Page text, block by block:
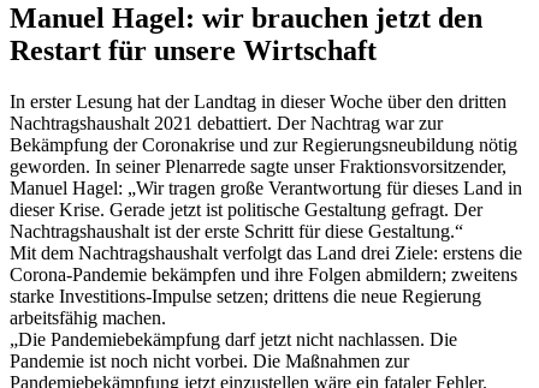
Manuel Hagel: wir brauchen jetzt den
Restart für unsere Wirtschaft
In erster Lesung hat der Landtag in dieser Woche über den dritten
Nachtragshaushalt 2021 debattiert. Der Nachtrag war zur
Bekämpfung der Coronakrise und zur Regierungsneubildung nötig
geworden. In seiner Plenarrede sagte unser Fraktionsvorsitzender,
Manuel Hagel: „Wir tragen große Verantwortung für dieses Land in
dieser Krise. Gerade jetzt ist politische Gestaltung gefragt. Der
Nachtragshaushalt ist der erste Schritt für diese Gestaltung.“
Mit dem Nachtragshaushalt verfolgt das Land drei Ziele: erstens die
Corona-Pandemie bekämpfen und ihre Folgen abmildern; zweitens
starke Investitions-Impulse setzen; drittens die neue Regierung
arbeitsfähig machen.
„Die Pandemiebekämpfung darf jetzt nicht nachlassen. Die
Pandemie ist noch nicht vorbei. Die Maßnahmen zur
Pandemiebekämpfung jetzt einzustellen wäre ein fataler Fehler.